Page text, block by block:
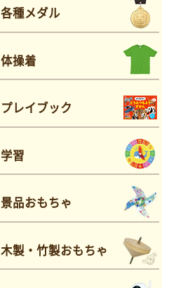
各種メダル
体操着
プレイブック
学習
景品おもちゃ
木製・竹製おもちゃ